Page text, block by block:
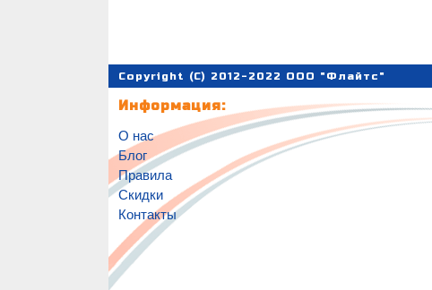
Copyright (C) 2012-2022 ООО "Флайтс"
Информация:
О нас
Блог
Правила
Скидки
Контакты